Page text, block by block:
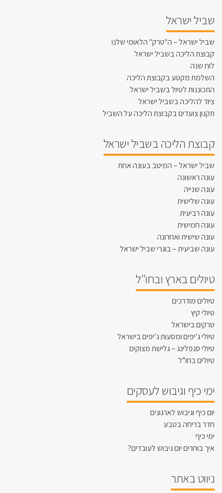
שביל ישראל
שביל ישראל – ה"טרק" הלאומי שלנו
קבוצת הליכה בשביל ישראל
לוח שנה
השלמת מקטע בקבוצת הליכה
התכוננות לטיול בשביל ישראל
ציוד להליכה בשביל ישראל
תקנון צועדים בקבוצת הליכה על השביל
קבוצת הליכה בשביל ישראל
שביל ישראל – המיטב בעונה אחת
עונה ראשונה
עונה שנייה
עונה שלישית
עונה רביעית
עונה חמישית
עונה שישית ואחרונה
עונה שביעית – בוגרי שביל ישראל
טיולים בארץ ובחו"ל
טיולים מודרכים
טיולי קיץ
טרקים בישראל
טיולי ג’יפים ומסעות ג’יפים בישראל
טיולי סנפלינג – גלישת מצוקים
טיולים בחו”ל
ימי כיף וגיבוש לעסקים
יום כיף וגיבוש לארגונים
חדר בריחה בטבע
ימי כיף
איך בוחרים יום גיבוש לעובדים?
ניווט באתר